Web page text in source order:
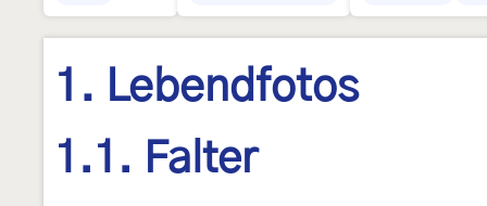
1. Lebendfotos
1.1. Falter